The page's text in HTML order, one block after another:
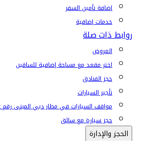
إضافة تأمين السفر
خدمات إضافية
روابط ذات صلة
العروض
اختر مقعد مع مساحة إضافية للساقين
حجز الفنادق
تأجير السيارات
مواقف السيارات في مطار دبي المبنى رقم 2
حجز سيارة مع سائق
الحجز والإدارة